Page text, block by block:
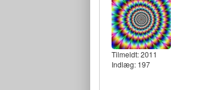
Tilmeldt:2011
Indlæg: 197